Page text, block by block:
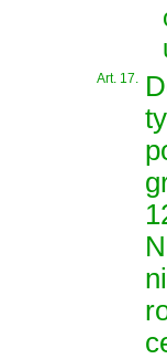
Art. 17.